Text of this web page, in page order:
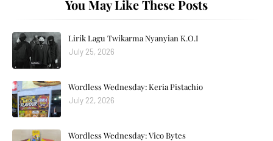
You May Like These Posts
Lirik Lagu Twikarma Nyanyian K.O.I
July 25, 2026
Wordless Wednesday: Keria Pistachio
July 22, 2026
Wordless Wednesday: Vico Bytes